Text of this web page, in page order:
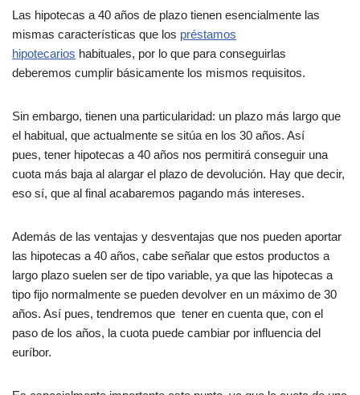
Las hipotecas a 40 años de plazo tienen esencialmente las
mismas características que los préstamos
hipotecarios habituales, por lo que para conseguirlas
deberemos cumplir básicamente los mismos requisitos.
Sin embargo, tienen una particularidad: un plazo más largo que
el habitual, que actualmente se sitúa en los 30 años. Así
pues, tener hipotecas a 40 años nos permitirá conseguir una
cuota más baja al alargar el plazo de devolución. Hay que decir,
eso sí, que al final acabaremos pagando más intereses.
Además de las ventajas y desventajas que nos pueden aportar
las hipotecas a 40 años, cabe señalar que estos productos a
largo plazo suelen ser de tipo variable, ya que las hipotecas a
tipo fijo normalmente se pueden devolver en un máximo de 30
años. Así pues, tendremos que tener en cuenta que, con el
paso de los años, la cuota puede cambiar por influencia del
euríbor.